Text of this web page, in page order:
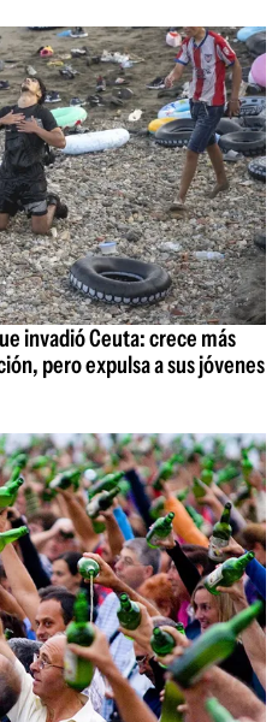
invadió Ceuta: crece más
pero expulsa a sus jóvenes